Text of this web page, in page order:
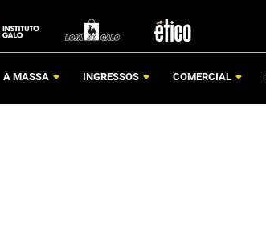
A MASSA INGRESSOS COMERCIAL